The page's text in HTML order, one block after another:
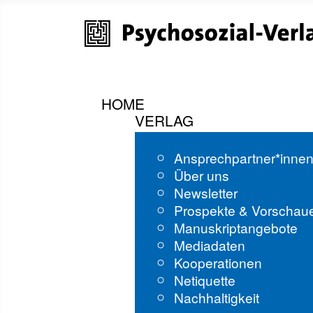
HOME
VERLAG
Über uns
Newsletter
Prospekte &
Manuskriptangebote
Mediadaten
Kooperationen
Netiquette
Nachhaltigkeit